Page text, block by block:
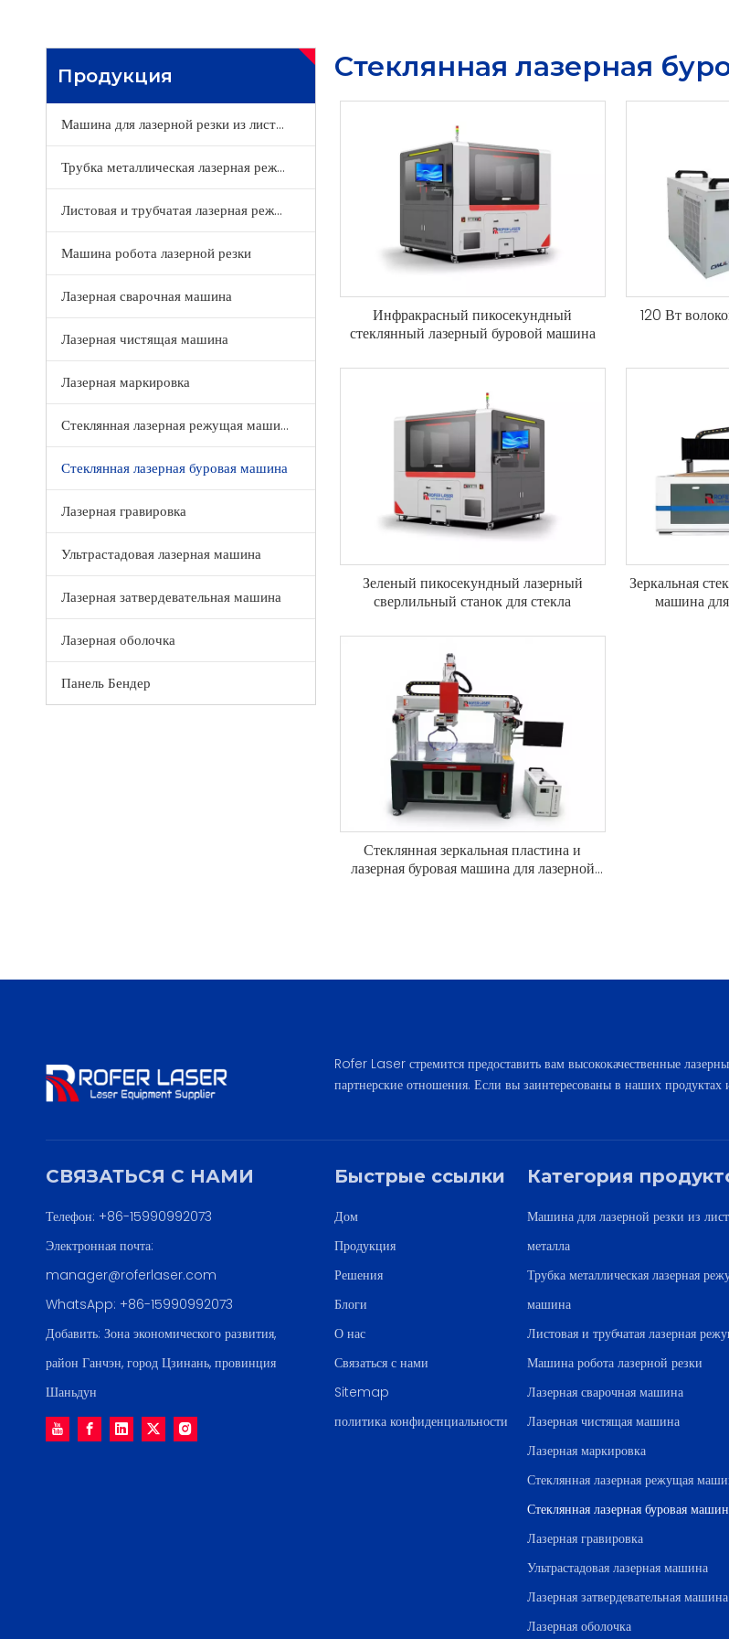
Продукция
Машина для лазерной резки из листового металла
Трубка металлическая лазерная режущая машина
Листовая и трубчатая лазерная режущая машина
Машина робота лазерной резки
Лазерная сварочная машина
Лазерная чистящая машина
Лазерная маркировка
Стеклянная лазерная режущая машина
Стеклянная лазерная буровая машина
Лазерная гравировка
Ультрастадовая лазерная машина
Лазерная затвердевательная машина
Лазерная оболочка
Панель Бендер
Стеклянная лазерная
Инфракрасный пикосекундный
стеклянный лазерный буровой машина
120 Вт
Зеленый пикосекундный лазерный
сверлильный станок для стекла
Зеркальная
машина
Стеклянная зеркальная пластина и
лазерная буровая машина для лазерной
Rofer Laser стремится предоставить вам высококачественные
партнерские отношения. Если вы заинтересованы в наших продуктах
СВЯЗАТЬСЯ С НАМИ
Телефон: +86-15990992073
Электронная почта:
manager@roferlaser.com
WhatsApp: +86-15990992073
Добавить: Зона экономического развития,
район Ганчэн, город Цзинань, провинция
Шаньдун
Быстрые ссылки
Дом
Продукция
Решения
Блоги
О нас
Связаться с нами
Sitemap
политика конфиденциальности
Категория
Машина для лазерной резки из
металла
Трубка металлическая лазерная
машина
Листовая и трубчатая лазерная
Машина робота лазерной резки
Лазерная сварочная машина
Лазерная чистящая машина
Лазерная маркировка
Стеклянная лазерная режущая
Стеклянная лазерная буровая
Лазерная гравировка
Ультрастадовая лазерная машина
Лазерная затвердевательная машина
Лазерная оболочка